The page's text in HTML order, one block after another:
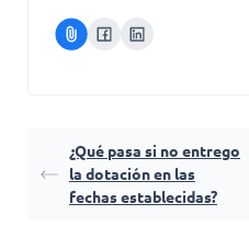
¿Qué pasa si no entrego
la dotación en las
fechas establecidas?